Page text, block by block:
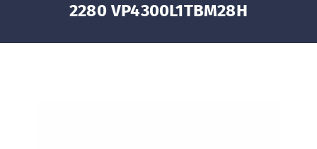
2280 VP4300L1TBM28H